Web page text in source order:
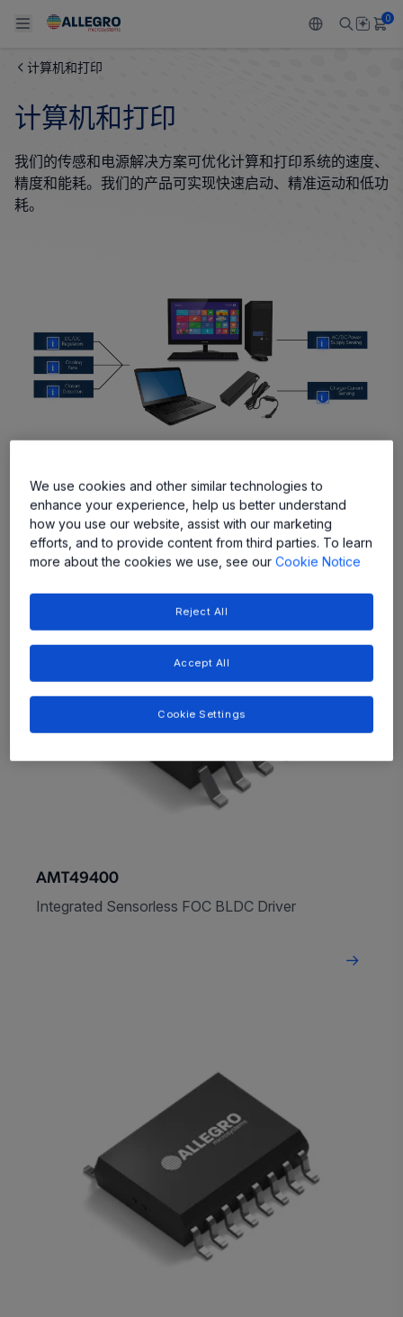
Back To Main Menu
产品
感应
Back To Main Menu
应用
汽车
Back To Main Menu
技术支持
设计和开发
封装
Back To Main Menu
技术资源
Resource Center
Back To Main Menu
关于 ALLEGRO
我们的公司
联系我们
0
计算机和打印
计算机和打印
我们的传感和电源解决方案可优化计算和打印系统的速度、
精度和能耗。我们的产品可实现快速启动、精准运动和低功
耗。
More
More
More
More
More
Featured Products
AMT49400
Integrated Sensorless FOC BLDC Driver
We use cookies and other similar technologies to
enhance your experience, help us better understand
how you use our website, assist with our marketing
efforts, and to provide content from third parties. To learn
more about the cookies we use, see ourCookie Notice
Reject All
Accept All
Cookie Settings